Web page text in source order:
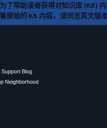
为了帮助读者获得对知识库 (KB)
看原始的 KB 内容，请浏览英文版
Support Blog
Neighborhood